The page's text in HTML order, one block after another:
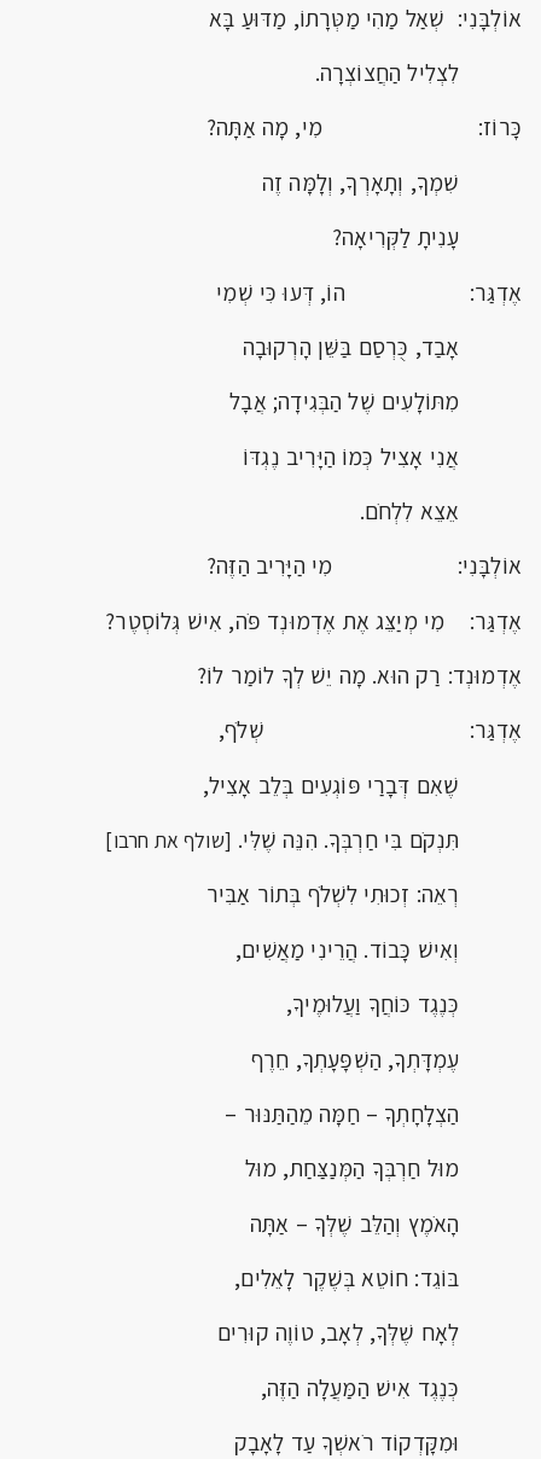
אוֹלְבָּנִי: שְׁאַל מַהִי מַטְּרָתוֹ, מַדּוּעַ בָּא
לִצְלִיל הַחֲצוֹצְרָה.
כָּרוֹז: מִי, מָה אַתָּה?
שִׁמְךָ, וְתָאָרְךָ, וְלָמָּה זֶה
עָנִיתָ לַקְּרִיאָה?
אֶדְגַּר: הוֹ, דְּעוּ כִּי שְׁמִי
אָבַד, כֻּרְסַם בַּשֵּׁן הָרְקוּבָה
מִתּוֹלָעִים שֶׁל הַבְּגִידָה; אֲבָל
אֲנִי אָצִיל כְּמוֹ הַיָּרִיב נֶגְדּוֹ
אֵצֵא לִלְחֹם.
אוֹלְבָּנִי: מִי הַיָּרִיב הַזֶּה?
אֶדְגַּר: מִי מְיַצֵּג אֶת אֶדְמוּנְד פֹּה, אִישׁ גְּלוֹסְטֶר?
אֶדְמוּנְד: רַק הוּא. מָה יֵשׁ לְךָ לוֹמַר לוֹ?
אֶדְגַּר: שְׁלֹף,
שֶׁאִם דְּבָרַי פּוֹגְעִים בְּלֵב אָצִיל,
תִּנְקֹם בִּי חַרְבְּךָ. הִנֵּה שֶׁלִּי. [שולף את חרבו]
רְאֵה: זְכוּתִי לִשְׁלֹף בְּתוֹר אַבִּיר
וְאִישׁ כָּבוֹד. הֲרֵינִי מַאֲשִׁים,
כְּנֶגֶד כּוֹחֲךָ וַעֲלוּמֶיךָ,
עֶמְדָּתְךָָ, הַשְׁפָּעָתְךָ, חֵרֶף
הַצְלָחָתְךָ – חַמָּה מֵהַתַּנּוּר –
מוּל חַרְבְּךָ הַמְּנַצַּחַת, מוּל
הָאֹמֶץ וְהַלֵּב שֶׁלְּךָ – אַתָּה
בּוֹגֵד: חוֹטֵא בְּשֶׁקֶר לָאֵלִים,
לְאָח שֶׁלְּךָ, לְאָב, טוֹוֶה קוּרִים
כְּנֶגֶד אִישׁ הַמַּעֲלָה הַזֶּה,
וּמִקָּדְקוֹד רֹאשְׁךָ עַד לָאָבָק